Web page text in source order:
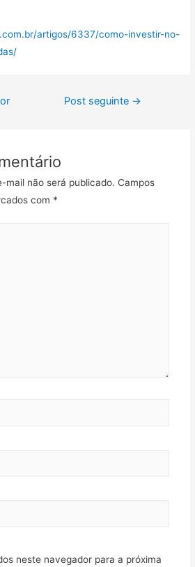
artigos/6337/como-investir-no-
Post seguinte →
mail não será publicado. Campos
com *
neste navegador para a próxima